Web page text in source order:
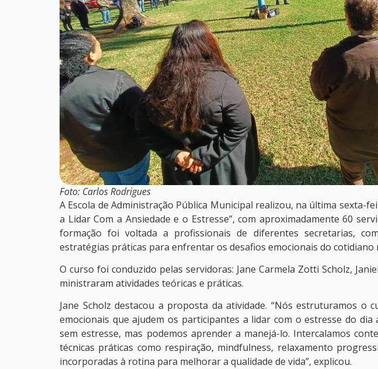
Foto: Carlos Rodrigues
A Escola de Administração Pública Municipal realizou, na última sexta-
a Lidar Com a Ansiedade e o Estresse”, com aproximadamente 60
formação foi voltada a profissionais de diferentes secretarias,
estratégias práticas para enfrentar os desafios emocionais do cotidiano
O curso foi conduzido pelas servidoras: Jane Carmela Zotti Scholz,
ministraram atividades teóricas e práticas.
Jane Scholz destacou a proposta da atividade. “Nós estruturamos o
emocionais que ajudem os participantes a lidar com o estresse do dia
sem estresse, mas podemos aprender a manejá-lo. Intercalamos
técnicas práticas como respiração, mindfulness, relaxamento
incorporadas à rotina para melhorar a qualidade de vida”, explicou.